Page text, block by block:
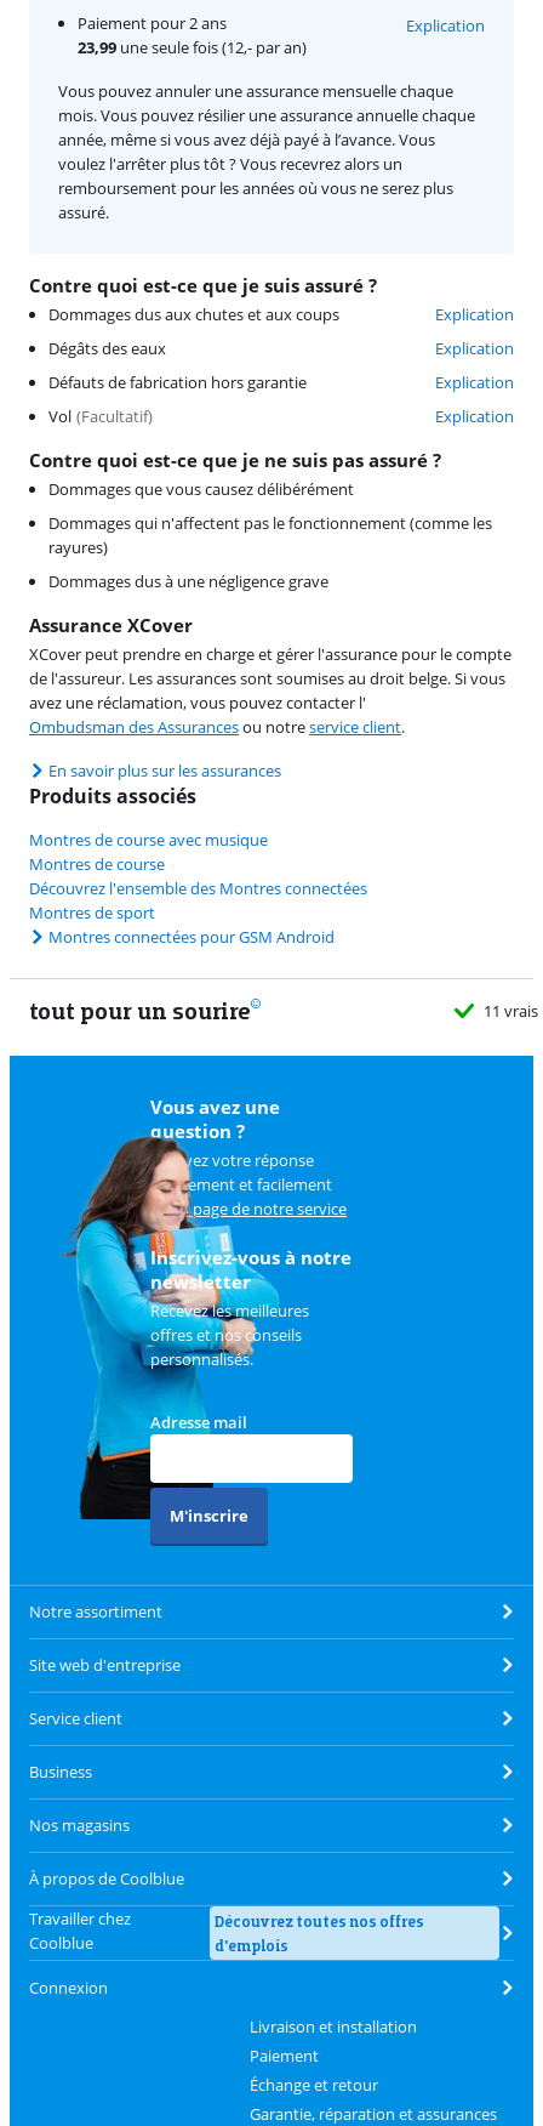
Contre quoi est-ce que je suis assuré ?
Dommages dus aux chutes et aux coups
Explication
Dégâts des eaux
Explication
Défauts de fabrication hors garantie
Explication
Vol (Facultatif) Explication
Contre quoi est-ce que je ne suis pas assuré ?
Dommages que vous causez délibérément
Dommages qui n'affectent pas le fonctionnement (comme les
rayures)
Dommages dus à une négligence grave
Assurance XCover
XCover peut prendre en charge et gérer l'assurance pour le compte
de l'assureur. Les assurances sont soumises au droit belge. Si vous
avez une réclamation, vous pouvez contacter l'
Ombudsman des Assurancesou notreservice client.
En savoir plus sur les assurances
Paiement pour 2 ans
23,99 une seule fois (12,- par an)
Explication
Vous pouvez annuler une assurance mensuelle chaque
mois. Vous pouvez résilier une assurance annuelle chaque
année, même si vous avez déjà payé à l’avance. Vous
voulez l'arrêter plus tôt ? Vous recevrez alors un
remboursement pour les années où vous ne serez plus
assuré.
Produits associés
Montres de course avec musique
Montres de course
Découvrez l'ensemble des Montres connectées
Montres de sport
Montres connectées pour GSM Android
tout pour un sourire 11
Vous avez une
question ?
Trouvez votre réponse
rapidement et facilement
surla page de notre service
client.
Inscrivez-vous à notre
newsletter
Recevez les meilleures
offres et nos conseils
personnalisés.
Adresse mail
M'inscrire
Notre assortiment
Site web d'entreprise
Service client
Business
Nos magasins
À propos de Coolblue
Travailler chez
Coolblue
Découvrez toutes nos offres
d'emplois
Connexion
Livraison et installation
Paiement
Échange et retour
Garantie, réparation et assurances